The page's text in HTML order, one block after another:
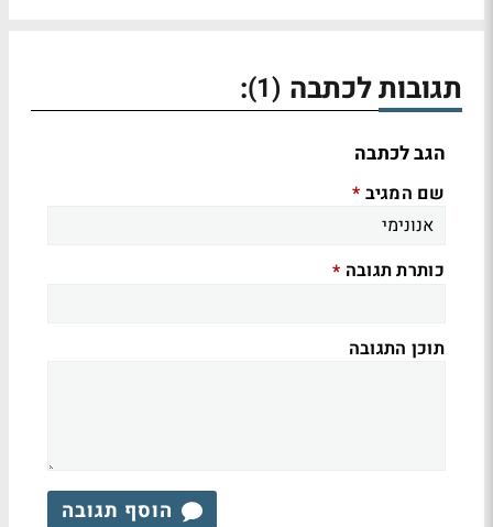
תגובות לכתבה (1)
:
הגב לכתבה
שם המגיב *
כותרת תגובה *
תוכן התגובה
הוסף תגובה